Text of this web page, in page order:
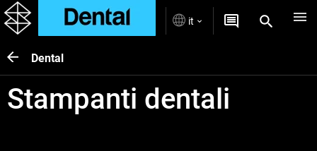
it
Dental
Stampanti dentali